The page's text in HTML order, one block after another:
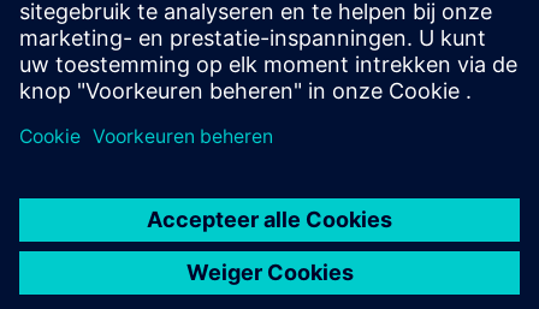
EOS 2 voor slimme ruimtes
Videogalerij met INTEREL-oplossingen